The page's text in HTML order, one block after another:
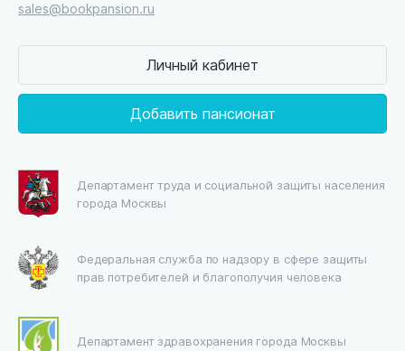
sales@bookpansion.ru
Личный кабинет
Добавить пансионат
Департамент труда и социальной защиты населения
города Москвы
Федеральная служба по надзору в сфере защиты
прав потребителей и благополучия человека
Департамент здравохранения города Москвы